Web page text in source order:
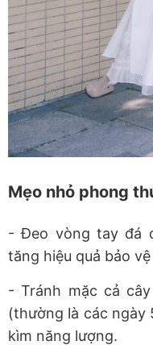
Mẹo nhỏ phong
- Đeo vòng tay đá
tăng hiệu quả bảo
- Tránh mặc cả
(thường là các ngày
kìm năng lượng.